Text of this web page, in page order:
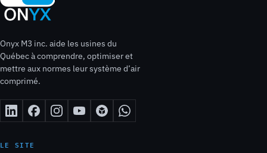
Onyx M3 inc. aide les usines du
Québec à comprendre, optimiser et
mettre aux normes leur système d’air
comprimé.
LE SITE